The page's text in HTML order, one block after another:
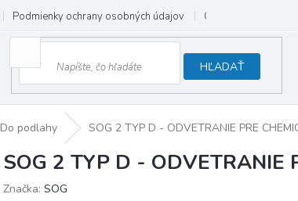
Podmienky ochrany osobných údajov Odstúpenie od
HĽADAŤ
Do podlahy SOG 2 TYP D - ODVETRANIE PRE
SOG 2 TYP D - ODVETRANIE
Značka: SOG